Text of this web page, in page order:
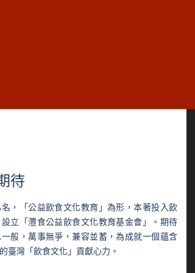
待
，「公益飲食文化教育」為形，本著投入飲
立「灃食公益飲食文化教育基金會」。期待
般，萬事無爭，兼容並蓄，為成就一個蘊含
臺灣「飲食文化」貢獻心力。